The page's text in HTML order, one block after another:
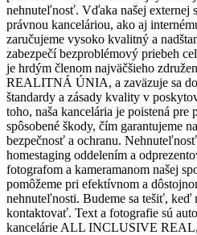
nehnuteľnosť. Vďaka našej externej
právnou kanceláriou, ako aj
zaručujeme vysoko kvalitný a
zabezpečí bezproblémový priebeh
je hrdým členom najväčšieho
REALITNÁ ÚNIA, a zaväzuje sa
štandardy a zásady kvality v
toho, naša kancelária je poistená pre
spôsobené škody, čím garantujeme
bezpečnosť a ochranu.
homestaging oddelením a
fotografom a kameramanom našej
pomôžeme pri efektívnom a
nehnuteľnosti. Budeme sa tešiť, keď
kontaktovať. Text a fotografie sú
kancelárie ALL INCLUSIVE